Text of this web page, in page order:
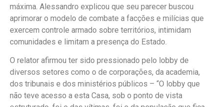
máxima. Alessandro explicou que seu parecer buscou
aprimorar o modelo de combate a facções e milícias que
exercem controle armado sobre territórios, intimidam
comunidades e limitam a presença do Estado.
O relator afirmou ter sido pressionado pelo lobby de
diversos setores como o de corporações, da academia,
dos tribunais e dos ministérios públicos – “O lobby que
não teve acesso a esta Casa, sob o ponto de vista